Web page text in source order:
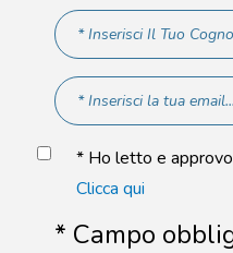
* Ho letto e
Clicca qui
* Campo